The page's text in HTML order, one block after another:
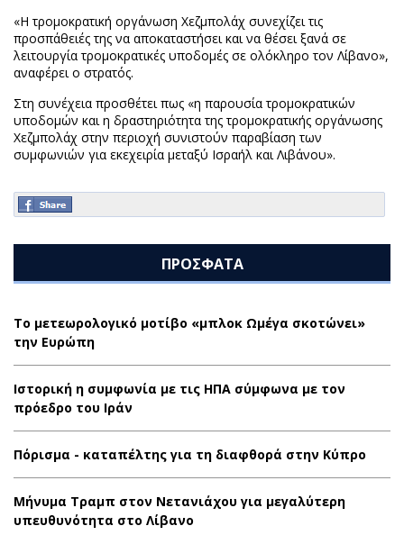
«Η τρομοκρατική οργάνωση Χεζμπολάχ συνεχίζει τις
προσπάθειές της να αποκαταστήσει και να θέσει ξανά σε
λειτουργία τρομοκρατικές υποδομές σε ολόκληρο τον Λίβανο»,
αναφέρει ο στρατός.
Στη συνέχεια προσθέτει πως «η παρουσία τρομοκρατικών
υποδομών και η δραστηριότητα της τρομοκρατικής οργάνωσης
Χεζμπολάχ στην περιοχή συνιστούν παραβίαση των
συμφωνιών για εκεχειρία μεταξύ Ισραήλ και Λιβάνου».
ΠΡΟΣΦΑΤΑ
Το μετεωρολογικό μοτίβο «μπλοκ Ωμέγα σκοτώνει»
την Ευρώπη
Ιστορική η συμφωνία με τις ΗΠΑ σύμφωνα με τον
πρόεδρο του Ιράν
Πόρισμα - καταπέλτης για τη διαφθορά στην Κύπρο
Μήνυμα Τραμπ στον Νετανιάχου για μεγαλύτερη
υπευθυνότητα στο Λίβανο